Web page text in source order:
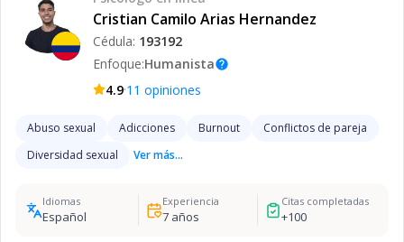
Cristian Camilo Arias Hernandez
Cédula: 193192
Enfoque:Humanistahelp
4.9·11 opiniones
Abuso sexual Adicciones Burnout
Conflictos de pareja
Diversidad sexual
Ver más...
Idiomas
Español
Experiencia
7años
Citas completadas
+100